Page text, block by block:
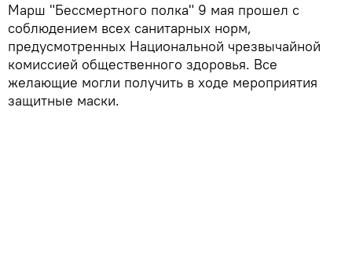
Марш "Бессмертного полка" 9 мая прошел с
соблюдением всех санитарных норм,
предусмотренных Национальной чрезвычайной
комиссией общественного здоровья. Все
желающие могли получить в ходе мероприятия
защитные маски.